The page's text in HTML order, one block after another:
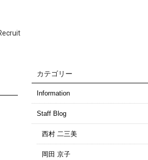
カテゴリー
Information
Staff Blog
西村 二三美
岡田 京子